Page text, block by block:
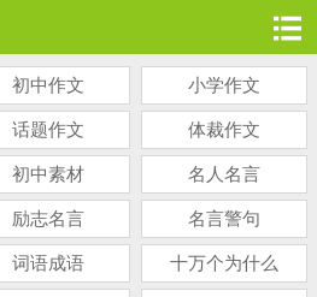
初中作文 小学作文
话题作文 体裁作文
初中素材 名人名言
励志名言 名言警句
词语成语 十万个为什么